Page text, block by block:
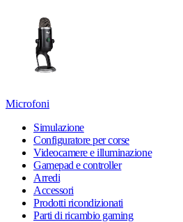
Microfoni
Simulazione
Configuratore per corse
Videocamere e illuminazione
Gamepad e controller
Arredi
Accessori
Prodotti ricondizionati
Parti di ricambio gaming